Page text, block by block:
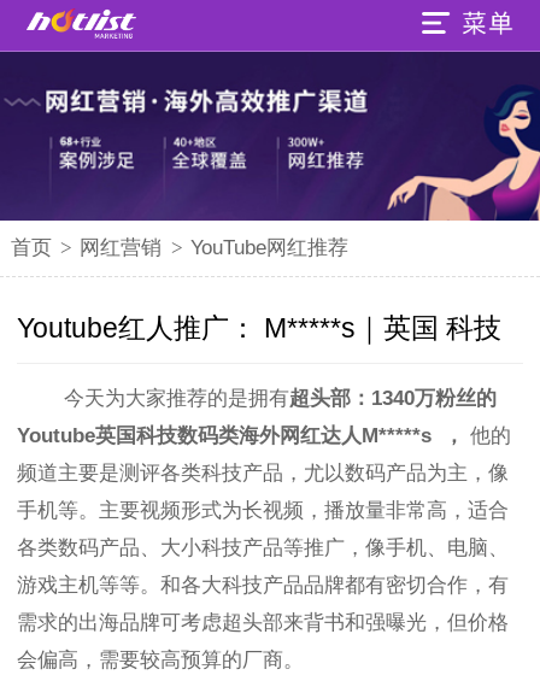
首页 > 网红营销 > YouTube网红推荐
Youtube红人推广： M*****s｜英国 科技
今天为大家推荐的是拥有超头部： 1340万粉丝的
Youtube英国科技数码类海外网红达人M*****s ， 他的
频道主要是测评各类科技产品，尤以数码产品为主，像
手机等。主要视频形式为长视频， 播放量非常高，适合
各类数码产品、大小科技产品等推广，像手机、电脑、
游戏主机等等。和各大科技产品品牌都有密切合作，有
需求的出海品牌可考虑超头部来背书和强曝光，但价格
会偏高，需要较高预算的厂商。